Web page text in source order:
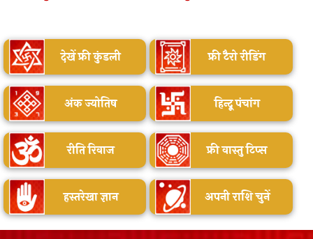
देखें फ्री कुंडली फ्री टैरो रीडिंग
अंक ज्योतिष हिन्दू पंचांग
रीति रिवाज फ्री वास्तु टिप्स
हस्तरेखा ज्ञान अपनी राशि चुनें